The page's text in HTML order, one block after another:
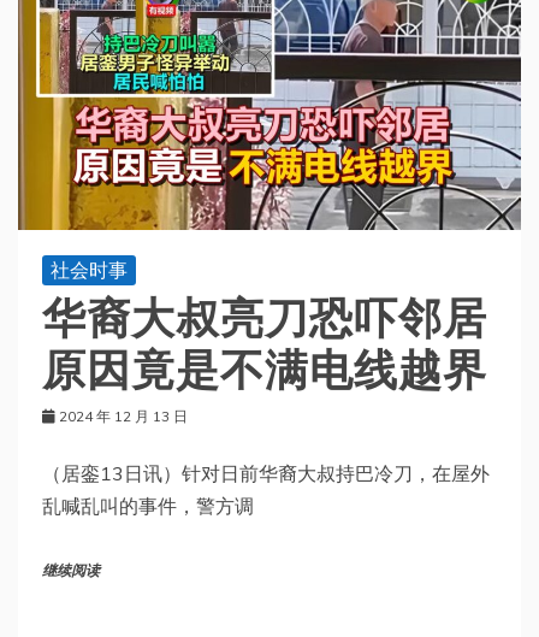
社会时事
华裔大叔亮刀恐吓邻居
原因竟是不满电线越界
2024 年 12 月 13 日
（居銮13日讯）针对日前华裔大叔持巴冷刀，在屋外
乱喊乱叫的事件，警方调
继续阅读